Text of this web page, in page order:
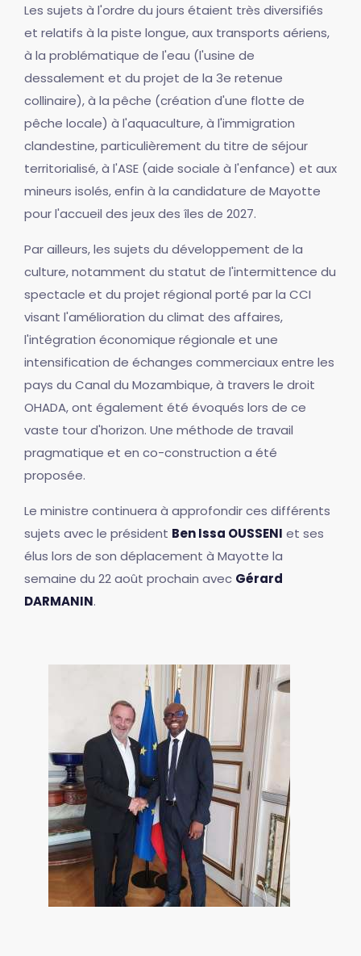
Les sujets à l'ordre du jours étaient très diversifiés
et relatifs à la piste longue, aux transports aériens,
à la problématique de l'eau (l'usine de
dessalement et du projet de la 3e retenue
collinaire), à la pêche (création d'une flotte de
pêche locale) à l'aquaculture, à l'immigration
clandestine, particulièrement du titre de séjour
territorialisé, à l'ASE (aide sociale à l'enfance) et aux
mineurs isolés, enfin à la candidature de Mayotte
pour l'accueil des jeux des îles de 2027.
Par ailleurs, les sujets du développement de la
culture, notamment du statut de l'intermittence du
spectacle et du projet régional porté par la CCI
visant l'amélioration du climat des affaires,
l'intégration économique régionale et une
intensification de échanges commerciaux entre les
pays du Canal du Mozambique, à travers le droit
OHADA, ont également été évoqués lors de ce
vaste tour d'horizon. Une méthode de travail
pragmatique et en co-construction a été
proposée.
Le ministre continuera à approfondir ces différents
sujets avec le président Ben Issa OUSSENI et ses
élus lors de son déplacement à Mayotte la
semaine du 22 août prochain avec Gérard
DARMANIN.